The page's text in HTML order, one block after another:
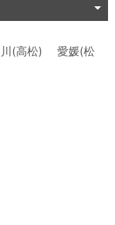
(高松) 愛媛(松